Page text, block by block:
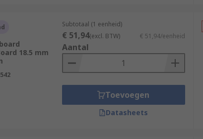
18.5 mm
Subtotaal (1 eenheid)
€ 51,94(excl. BTW) € 51,94/eenheid
Aantal
Toevoegen
Datasheets